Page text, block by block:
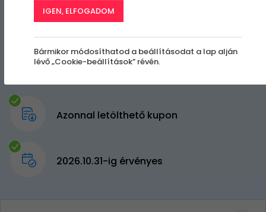
Azonnal letölthető kupon
2026.10.31-ig érvényes
IGEN, ELFOGADOM
Bármikor módosíthatod a beállításodat a lap alján
lévő „Cookie-beállítások” révén.